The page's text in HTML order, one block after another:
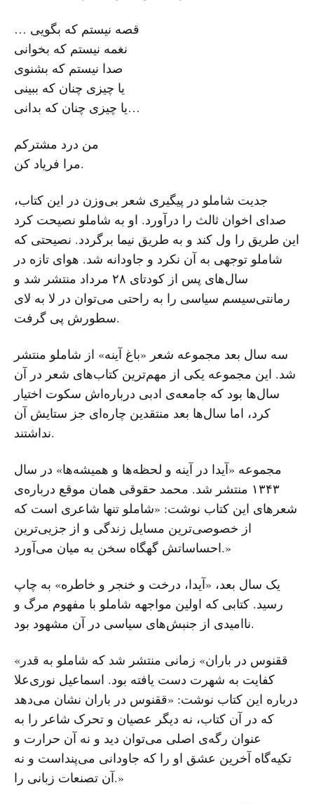
… قصه نیستم که بگویی
نغمه نیستم که بخوانی
صدا نیستم که بشنوی
یا چیزی چنان که ببینی
یا چیزی چنان که بدانی…
من درد مشترکم
مرا فریاد کن.
جدیت شاملو در پیگیری شعر بی‌وزن در این کتاب،‌
صدای اخوان ثالث را درآورد. او به شاملو نصیحت کرد‌
این طریق را ول کند و به طریق نیما برگردد. نصیحتی که
شاملو توجهی به آن نکرد و جاودانه شد. هوای تازه در
سال‌های پس از کودتای ۲۸ مرداد منتشر شد و
رمانتی‌سیسم سیاسی را به راحتی می‌توان در لا به لای
سطورش پی گرفت.
سه سال بعد مجموعه شعر «باغ آینه» از شاملو منتشر
شد. این مجموعه یکی از مهم‌ترین کتاب‌های شعر در آن
سال‌ها بود که جامعه‌ی ادبی درباره‌اش سکوت اختیار
کرد، ‌اما سال‌ها بعد منتقدین چاره‌ای جز ستایش آن
نداشتند.
مجموعه «آیدا در آینه و لحظه‌ها و همیشه‌ها» در سال
۱۳۴۳ منتشر شد. محمد حقوقی همان موقع درباره‌ی
شعرهای این کتاب نوشت: ‌«شاملو تنها شاعری است که
از خصوصی‌ترین مسایل زندگی و از جزیی‌ترین
احساساتش گهگاه سخن به میان می‌آورد.»
یک سال بعد‌، «آیدا، ‌درخت و خنجر و خاطره» به چاپ
رسید. کتابی که اولین مواجهه‌ شاملو با مفهوم مرگ و
ناامیدی از جنبش‌های سیاسی در آن مشهود بود.
«ققنوس در باران» زمانی منتشر شد که شاملو به قدر
کفایت به شهرت دست یافته بود. اسماعیل نوری‌علا
درباره‌ این کتاب نوشت:‌ «ققنوس در باران نشان می‌دهد
که در آن کتاب، ‌نه دیگر عصیان و تحرک شاعر را به
عنوان رگه‌ی اصلی می‌توان دید و نه آن حرارت و
تکیه‌گاه آخرین عشق او را که جاودانی می‌پنداست و نه
آن تصنعات زبانی را.»